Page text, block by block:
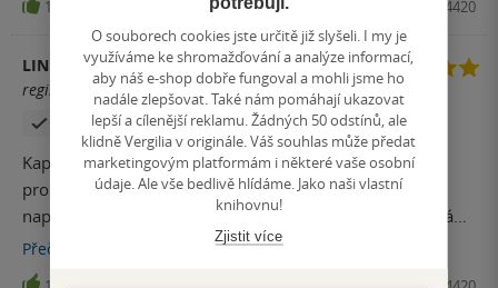
14 Kniha, Brokilon, 2019, 9788074564420
LINDA TALAŠOVÁ
registrovaný uživatel
Zakoupil produkt
Kapitán Báthory opět nezklamal a postaral se o spoustu
prolité mohamedánské krve. Krásné a nečekané zvraty,
napětí, romantika a spousta krve... Ohlušující odstřelování
hradeb, řinčení železa, křik a nářek raněných, pach
střelného prachu a spáleniny... Nakonec jste rádi, že žijeme
Přečíst
O souborech cookies jste určitě již slyšeli. I my je
využíváme ke shromažďování a analýze informací,
aby náš e-shop dobře fungoval a mohli jsme ho
nadále zlepšovat. Také nám pomáhají ukazovat
lepší a cílenější reklamu. Žádných 50 odstínů, ale
klidně Vergilia v originále. Váš souhlas může předat
marketingovým platformám i některé vaše osobní
údaje. Ale vše bedlivě hlídáme. Jako naši vlastní
knihovnu!
Zjistit více